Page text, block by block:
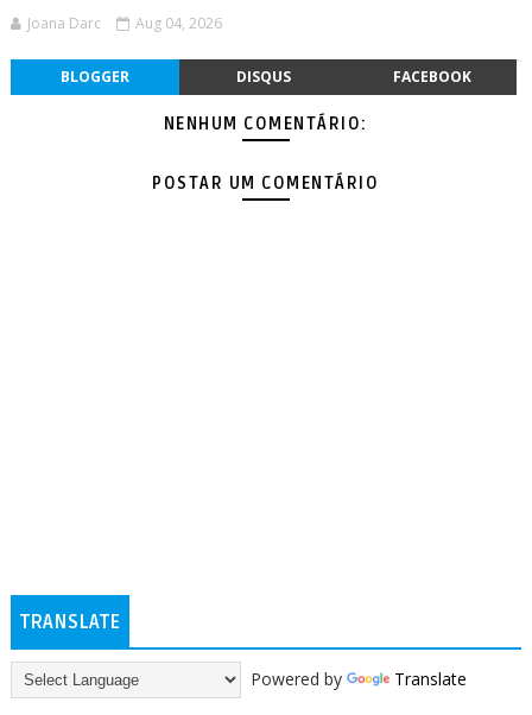
Joana Darc Aug 04, 2026
BLOGGER DISQUS FACEBOOK
NENHUM COMENTÁRIO:
POSTAR UM COMENTÁRIO
TRANSLATE
Powered by Translate